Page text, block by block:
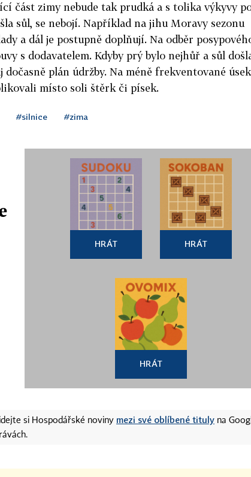
část zimy nebude tak prudká a s tolika výkyvy
sůl, se nebojí. Například na jihu Moravy sezonu
a dál je postupně doplňují. Na odběr
s dodavatelem. Kdyby prý bylo nejhůř a sůl
plán údržby. Na méně frekventované
místo soli štěrk či písek.
#silnice #zima
HRÁT HRÁT
HRÁT
si Hospodářské noviny mezi své oblíbené tituly na